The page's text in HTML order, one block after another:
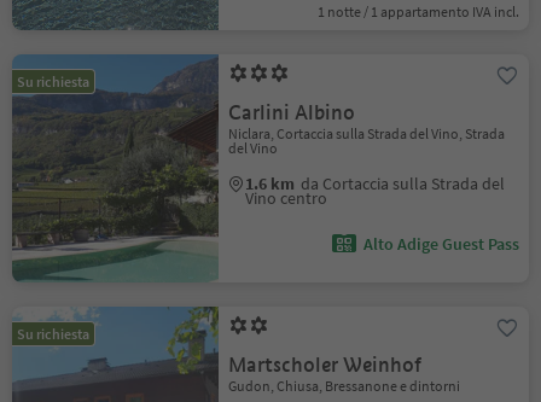
1 notte / 1 appartamento IVA incl.
Su richiesta
Carlini Albino
Niclara, Cortaccia sulla Strada del Vino, Strada
del Vino
1.6 km da Cortaccia sulla Strada del
Vino centro
Alto Adige Guest Pass
Su richiesta
Martscholer Weinhof
Gudon, Chiusa, Bressanone e dintorni